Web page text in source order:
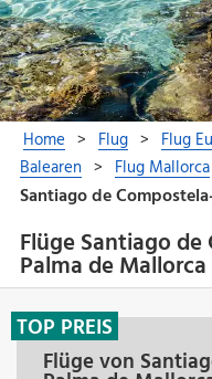
Flüge Santiago de
Palma de
Flüge von
TOP PREIS